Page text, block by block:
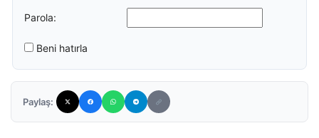
Parola:
Beni hatırla
Paylaş: